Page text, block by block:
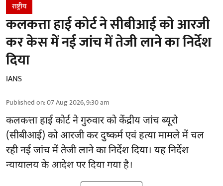
राष्ट्रीय
कलकत्ता हाई कोर्ट ने सीबीआई को आरजी
कर केस में नई जांच में तेजी लाने का निर्देश
दिया
IANS
Published on:07 Aug 2026, 9:30 am
कलकत्ता हाई कोर्ट ने गुरुवार को केंद्रीय जांच ब्यूरो
(सीबीआई) कोआरजी कर दुष्कर्म एवं हत्या मामलेमें चल
रही नई जांच में तेजी लाने का निर्देश दिया। यह निर्देश
न्यायालय के आदेश पर दिया गया है।